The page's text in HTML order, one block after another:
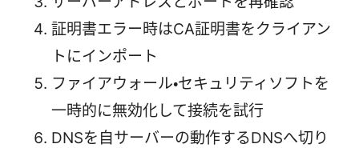
証明書エラー時はCA証明書をクライアン
トにインポート
ファイアウォール・セキュリティソフトを
一時的に無効化して接続を試行
DNSを自サーバーの動作するDNSへ切り